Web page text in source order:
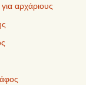
αρχάριους